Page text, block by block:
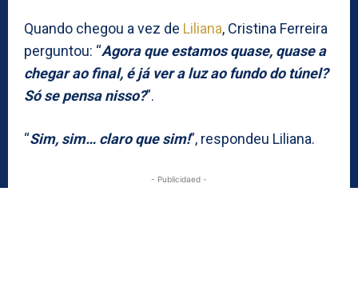
Quando chegou a vez de Liliana, Cristina Ferreira
perguntou: “Agora que estamos quase, quase a
chegar ao final, é já ver a luz ao fundo do túnel?
Só se pensa nisso?”.
“Sim, sim… claro que sim!”, respondeu Liliana.
- Publicidaed -